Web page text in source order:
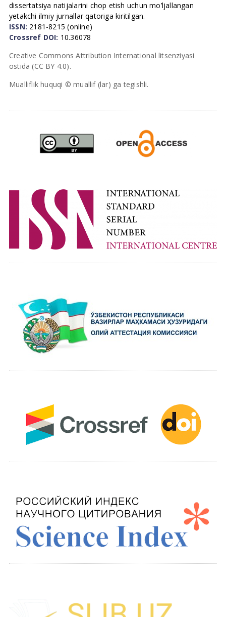
dissertatsiya natijalarini chop etish uchun mo’ljallangan
yetakchi ilmiy jurnallar qatoriga kiritilgan.
ISSN: 2181-8215 (online)
Crossref DOI: 10.36078
Creative Commons Attribution International litsenziyasi
ostida (CC BY 4.0).
Mualliflik huquqi © muallif (lar) ga tegishli.